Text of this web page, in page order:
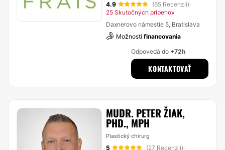
4.9 (65 Recenzií)·
25 Skutočných príbehov
Daxnerovo námestie 5, Bratislava
Možnosti financovania
Odpovedá do +72h
KONTAKTOVAŤ
MUDR. PETER ŽIAK,
PHD., MPH
Plastický chirurg
5 (27 Recenzií)·